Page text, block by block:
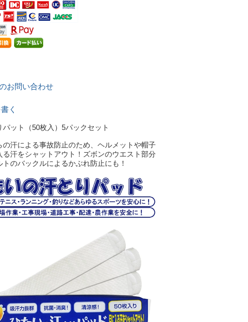
お問い合わせ
く
ット（50枚入）5パックセット
の汗による事故防止のため、ヘルメットや帽子
る汗をシャットアウト！ズボンのウエスト部分
のバックルによるかぶれ防止にも！